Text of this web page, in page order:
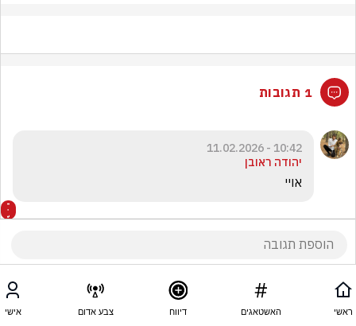
1 תגובות
10:42 - 11.02.2026
יהודה ראובן
אויי
ראשי האשטאגים דיווח צבע אדום אישי